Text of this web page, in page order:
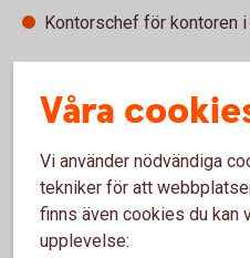
Kontorschef för kontoren
Företagsrådgivare,
Olika roller i Sparbanken
Privatrådgivare,
kontorschef 1999-2016
Våra
Vi använder nödvändiga
tekniker för att
finns även cookies du kan
upplevelse: